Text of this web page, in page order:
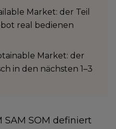
Market: der Teil
real bedienen
Market: der
in den nächsten 1–3
SAM SOM definiert